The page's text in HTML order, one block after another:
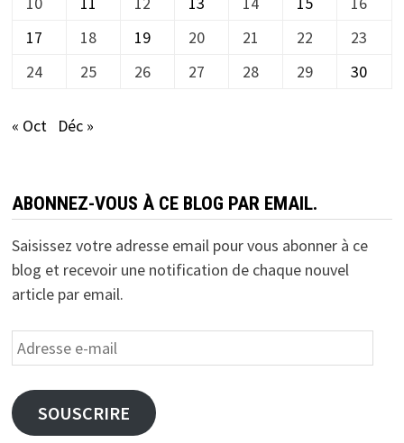
17
18 19 20 21 22
23
24
25 26 27 28 29 30
« Oct Déc »
ABONNEZ-VOUS À CE BLOG PAR EMAIL.
Saisissez votre adresse email pour vous abonner à ce
blog et recevoir une notification de chaque nouvel
article par email.
Adresse
e-
mail
SOUSCRIRE